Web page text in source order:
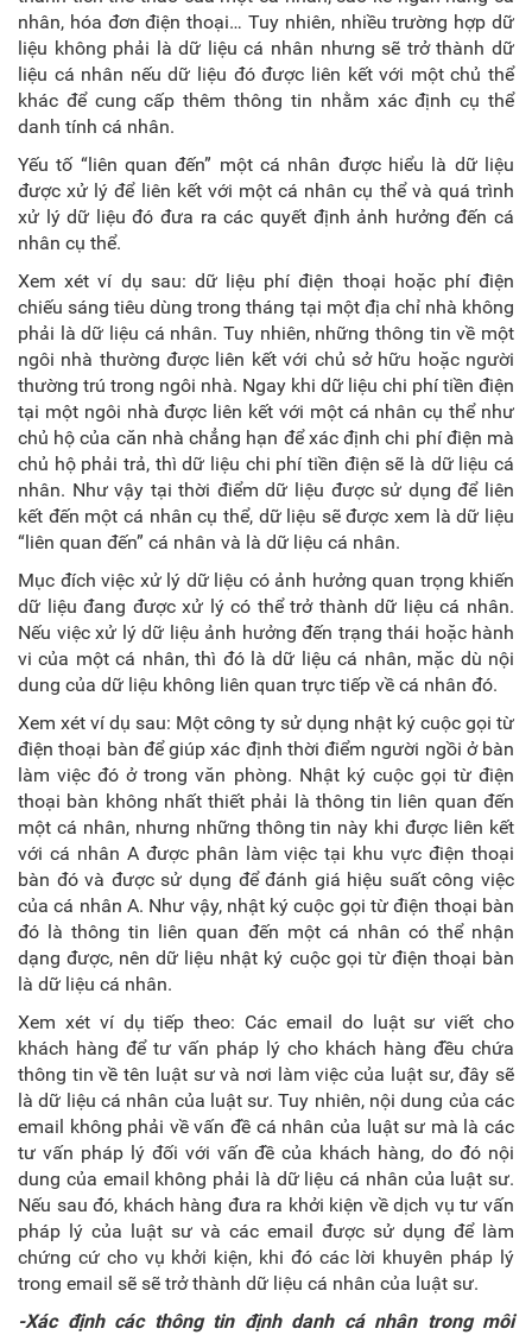
nhân, hóa đơn điện thoại… Tuy nhiên, nhiều trường hợp dữ
liệu không phải là dữ liệu cá nhân nhưng sẽ trở thành dữ
liệu cá nhân nếu dữ liệu đó được liên kết với một chủ thể
khác để cung cấp thêm thông tin nhằm xác định cụ thể
danh tính cá nhân.
Yếu tố “liên quan đến” một cá nhân được hiểu là dữ liệu
được xử lý để liên kết với một cá nhân cụ thể và quá trình
xử lý dữ liệu đó đưa ra các quyết định ảnh hưởng đến cá
nhân cụ thể.
Xem xét ví dụ sau: dữ liệu phí điện thoại hoặc phí điện
chiếu sáng tiêu dùng trong tháng tại một địa chỉ nhà không
phải là dữ liệu cá nhân. Tuy nhiên, những thông tin về một
ngôi nhà thường được liên kết với chủ sở hữu hoặc người
thường trú trong ngôi nhà. Ngay khi dữ liệu chi phí tiền điện
tại một ngôi nhà được liên kết với một cá nhân cụ thể như
chủ hộ của căn nhà chẳng hạn để xác định chi phí điện mà
chủ hộ phải trả, thì dữ liệu chi phí tiền điện sẽ là dữ liệu cá
nhân. Như vậy tại thời điểm dữ liệu được sử dụng để liên
kết đến một cá nhân cụ thể, dữ liệu sẽ được xem là dữ liệu
“liên quan đến” cá nhân và là dữ liệu cá nhân.
Mục đích việc xử lý dữ liệu có ảnh hưởng quan trọng khiến
dữ liệu đang được xử lý có thể trở thành dữ liệu cá nhân.
Nếu việc xử lý dữ liệu ảnh hưởng đến trạng thái hoặc hành
vi của một cá nhân, thì đó là dữ liệu cá nhân, mặc dù nội
dung của dữ liệu không liên quan trực tiếp về cá nhân đó.
Xem xét ví dụ sau: Một công ty sử dụng nhật ký cuộc gọi từ
điện thoại bàn để giúp xác định thời điểm người ngồi ở bàn
làm việc đó ở trong văn phòng. Nhật ký cuộc gọi từ điện
thoại bàn không nhất thiết phải là thông tin liên quan đến
một cá nhân, nhưng những thông tin này khi được liên kết
với cá nhân A được phân làm việc tại khu vực điện thoại
bàn đó và được sử dụng để đánh giá hiệu suất công việc
của cá nhân A. Như vậy, nhật ký cuộc gọi từ điện thoại bàn
đó là thông tin liên quan đến một cá nhân có thể nhận
dạng được, nên dữ liệu nhật ký cuộc gọi từ điện thoại bàn
là dữ liệu cá nhân.
Xem xét ví dụ tiếp theo: Các email do luật sư viết cho
khách hàng để tư vấn pháp lý cho khách hàng đều chứa
thông tin về tên luật sư và nơi làm việc của luật sư, đây sẽ
là dữ liệu cá nhân của luật sư. Tuy nhiên, nội dung của các
email không phải về vấn đề cá nhân của luật sư mà là các
tư vấn pháp lý đối với vấn đề của khách hàng, do đó nội
dung của email không phải là dữ liệu cá nhân của luật sư.
Nếu sau đó, khách hàng đưa ra khởi kiện về dịch vụ tư vấn
pháp lý của luật sư và các email được sử dụng để làm
chứng cứ cho vụ khởi kiện, khi đó các lời khuyên pháp lý
trong email sẽ sẽ trở thành dữ liệu cá nhân của luật sư.
-Xác định các thông tin định danh cá nhân trong môi